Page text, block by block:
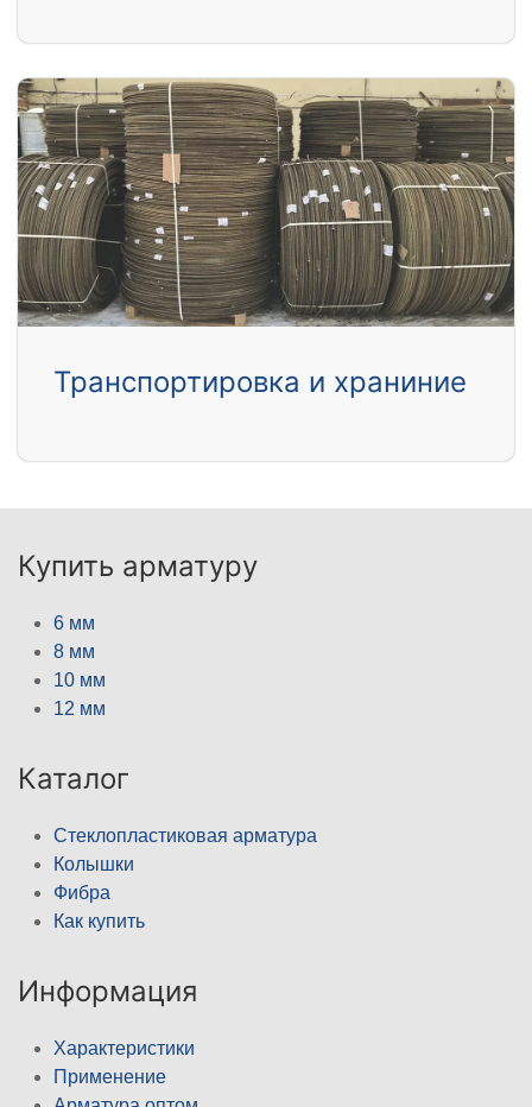
Транспортировка и храниние
Купить арматуру
6 мм
8 мм
10 мм
12 мм
Каталог
Стеклопластиковая арматура
Колышки
Фибра
Как купить
Информация
Характеристики
Применение